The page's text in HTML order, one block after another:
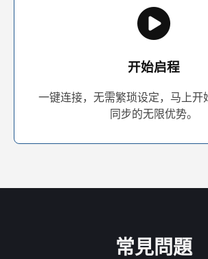
开始启程
一键连接，无需繁琐设定，马上开
同步的无限优势。
常見問題